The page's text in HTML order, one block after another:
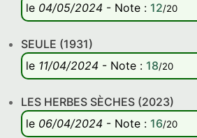
le 04/05/2024 - Note : 12/20
SEULE (1931)
le 11/04/2024 - Note : 18/20
LES HERBES SÈCHES (2023)
le 06/04/2024 - Note : 16/20